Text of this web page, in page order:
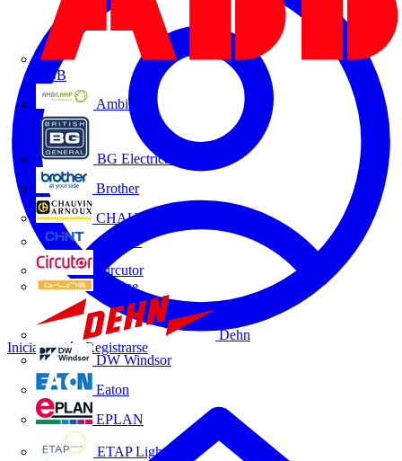
ABB
Ambilamp
BG Electrical
Brother
CHAUVIN ARNOUX
CHINT
Circutor
D-Line
Dehn
DW Windsor
Eaton
EPLAN
ETAP Lighting
Iniciar sesión Registrarse